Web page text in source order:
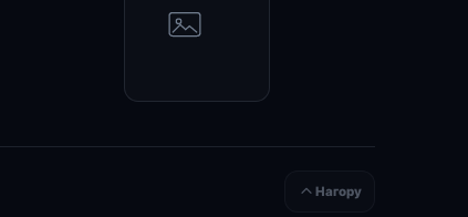
Нагору